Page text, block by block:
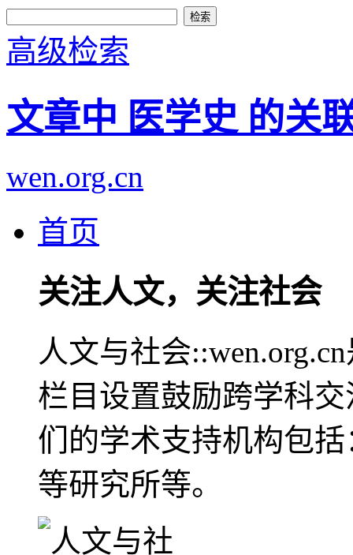
高级检索
文章中 医学史 的关
wen.org.cn
首页
关注人文，关注社会
人文与社会
栏目设置鼓励跨学科
们的学术支持机构包
等研究所等。